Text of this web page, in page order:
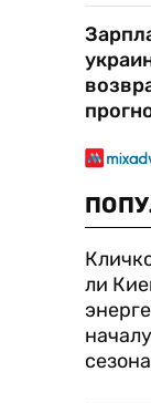
ли
сезона